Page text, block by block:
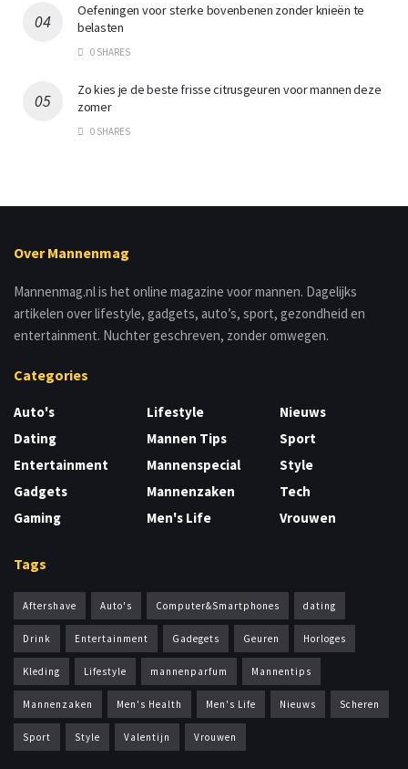
Oefeningen voor sterke bovenbenen zonder knieën te
belasten
0 SHARES
Zo kies je de beste frisse citrusgeuren voor mannen deze
zomer
0 SHARES
Over Mannenmag
Mannenmag.nl is het online magazine voor mannen. Dagelijks
artikelen over lifestyle, gadgets, auto’s, sport, gezondheid en
entertainment. Nuchter geschreven, zonder omwegen.
Categories
Auto's
Dating
Entertainment
Gadgets
Gaming
Lifestyle
Mannen Tips
Mannenspecial
Mannenzaken
Men's Life
Nieuws
Sport
Style
Tech
Vrouwen
Tags
Aftershave Auto's Computer&Smartphones dating
Drink Entertainment Gadegets Geuren Horloges
Kleding Lifestyle mannenparfum Mannentips
Mannenzaken Men's Health Men's Life Nieuws Scheren
Sport Style Valentijn Vrouwen